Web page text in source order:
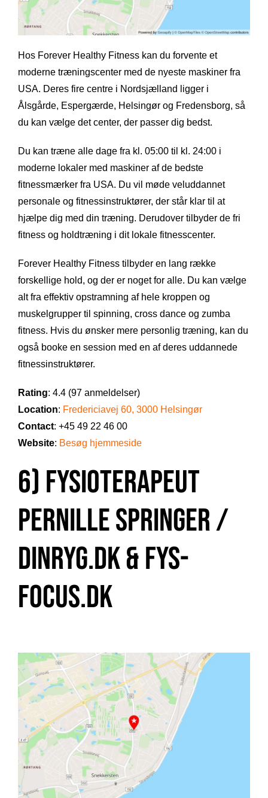
Hos Forever Healthy Fitness kan du forvente et
moderne træningscenter med de nyeste maskiner fra
USA. Deres fire centre i Nordsjælland ligger i
Ålsgårde, Espergærde, Helsingør og Fredensborg, så
du kan vælge det center, der passer dig bedst.
Du kan træne alle dage fra kl. 05:00 til kl. 24:00 i
moderne lokaler med maskiner af de bedste
fitnessmærker fra USA. Du vil møde veluddannet
personale og fitnessinstruktører, der står klar til at
hjælpe dig med din træning. Derudover tilbyder de fri
fitness og holdtræning i dit lokale fitnesscenter.
Forever Healthy Fitness tilbyder en lang række
forskellige hold, og der er noget for alle. Du kan vælge
alt fra effektiv opstramning af hele kroppen og
muskelgrupper til spinning, cross dance og zumba
fitness. Hvis du ønsker mere personlig træning, kan du
også booke en session med en af deres uddannede
fitnessinstruktører.
Rating: 4.4 (97 anmeldelser)
Location: Fredericiavej 60, 3000 Helsingør
Contact: +45 49 22 46 00
Website: Besøg hjemmeside
6) Fysioterapeut
Pernille Springer /
Dinryg.dk & Fys-
Focus.dk